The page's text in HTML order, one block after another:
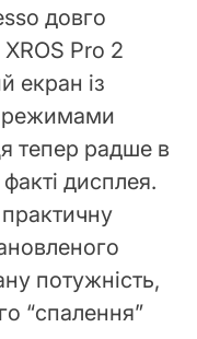
довго
Pro 2
екран із
режимами
тепер радше в
дисплея.
потужність,
“спалення”